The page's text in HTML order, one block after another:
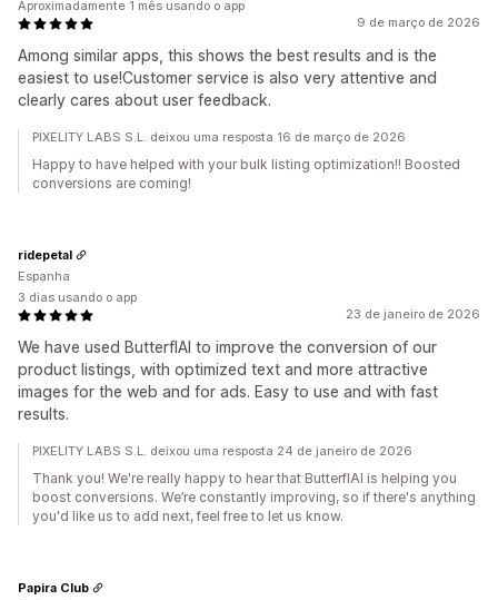
9 de março de 2026
Among similar apps, this shows the best results and is the
easiest to use!Customer service is also very attentive and
clearly cares about user feedback.
Aproximadamente 1 mês usando o app
PIXELITY LABS S.L. deixou uma resposta 16 de março de 2026
Happy to have helped with your bulk listing optimization!! Boosted
conversions are coming!
23 de janeiro de 2026
We have used ButterflAI to improve the conversion of our
product listings, with optimized text and more attractive
images for the web and for ads. Easy to use and with fast
results.
ridepetal
Espanha
3 dias usando o app
PIXELITY LABS S.L. deixou uma resposta 24 de janeiro de 2026
Thank you! We're really happy to hear that ButterflAI is helping you
boost conversions. We’re constantly improving, so if there's anything
you'd like us to add next, feel free to let us know.
Papira Club